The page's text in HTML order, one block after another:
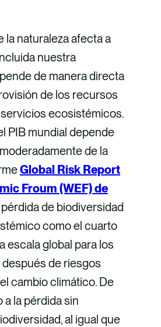
la naturaleza afecta a
nuestra
de manera directa
de los recursos
ecosistémicos.
PIB mundial depende
de la
Global Risk Report
Froum (WEF) de
de biodiversidad
como el cuarto
escala global para los
después de riesgos
cambio climático. De
a la pérdida sin
al igual que